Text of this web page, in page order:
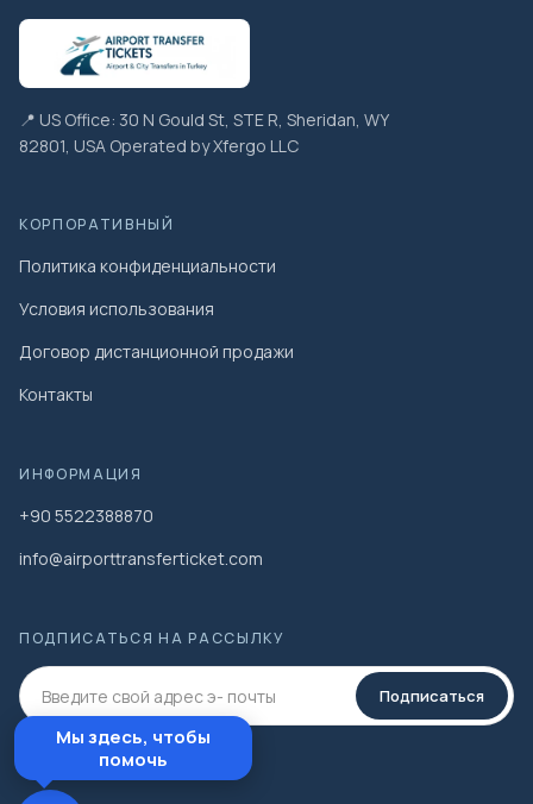
📍 US Office: 30 N Gould St, STE R, Sheridan, WY
82801, USA Operated by Xfergo LLC
КОРПОРАТИВНЫЙ
Политика конфиденциальности
Условия использования
Договор дистанционной продажи
Контакты
ИНФОРМАЦИЯ
+90 5522388870
info@airporttransferticket.com
ПОДПИСАТЬСЯ НА РАССЫЛКУ
Подписаться
Мы здесь, чтобы
помочь